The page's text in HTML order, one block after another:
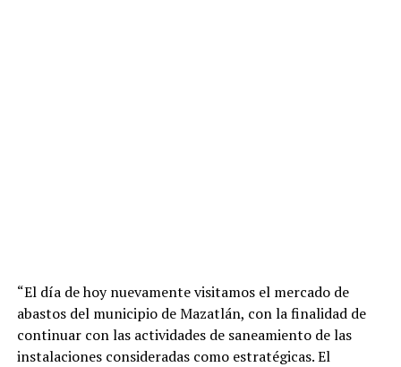
“El día de hoy nuevamente visitamos el mercado de
abastos del municipio de Mazatlán, con la finalidad de
continuar con las actividades de saneamiento de las
instalaciones consideradas como estratégicas. El